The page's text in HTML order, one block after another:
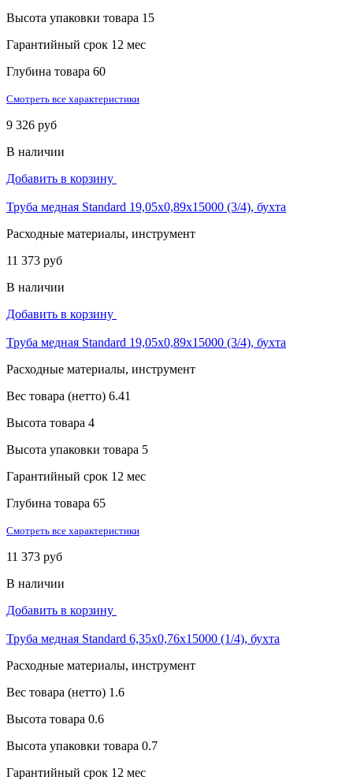
Высота упаковки товара 15
Гарантийный срок 12 мес
Глубина товара 60
Смотреть все характеристики
9 326 руб
В наличии
Добавить в корзину
Труба медная Standard 19,05х0,89х15000 (3/4), бухта
Расходные материалы, инструмент
11 373 руб
В наличии
Добавить в корзину
Труба медная Standard 19,05х0,89х15000 (3/4), бухта
Расходные материалы, инструмент
Вес товара (нетто) 6.41
Высота товара 4
Высота упаковки товара 5
Гарантийный срок 12 мес
Глубина товара 65
Смотреть все характеристики
11 373 руб
В наличии
Добавить в корзину
Труба медная Standard 6,35х0,76х15000 (1/4), бухта
Расходные материалы, инструмент
Вес товара (нетто) 1.6
Высота товара 0.6
Высота упаковки товара 0.7
Гарантийный срок 12 мес